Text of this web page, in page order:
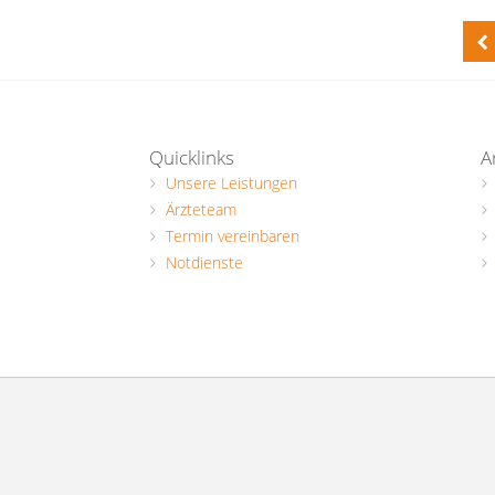
Quicklinks
Unsere Leistungen
Ärzteteam
Termin vereinbaren
Notdienste